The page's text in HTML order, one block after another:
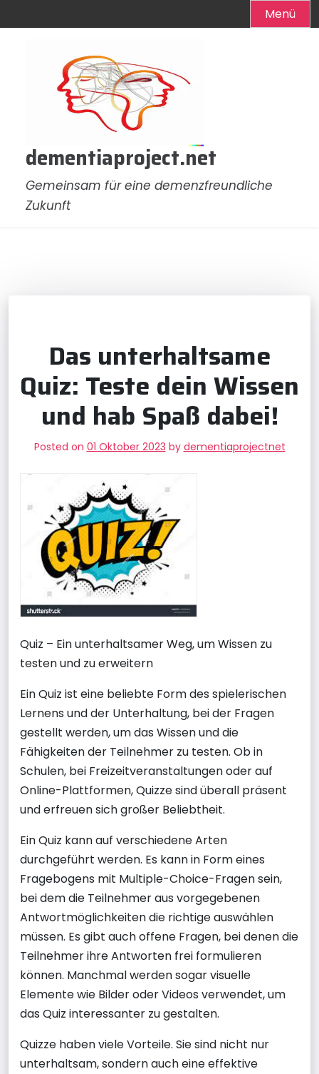
Menü
dementiaproject.net
Gemeinsam für eine demenzfreundliche
Zukunft
Das unterhaltsame
Quiz: Teste dein Wissen
und hab Spaß dabei!
Posted on 01 Oktober 2023 by dementiaprojectnet
Quiz – Ein unterhaltsamer Weg, um Wissen zu
testen und zu erweitern
Ein Quiz ist eine beliebte Form des spielerischen
Lernens und der Unterhaltung, bei der Fragen
gestellt werden, um das Wissen und die
Fähigkeiten der Teilnehmer zu testen. Ob in
Schulen, bei Freizeitveranstaltungen oder auf
Online-Plattformen, Quizze sind überall präsent
und erfreuen sich großer Beliebtheit.
Ein Quiz kann auf verschiedene Arten
durchgeführt werden. Es kann in Form eines
Fragebogens mit Multiple-Choice-Fragen sein,
bei dem die Teilnehmer aus vorgegebenen
Antwortmöglichkeiten die richtige auswählen
müssen. Es gibt auch offene Fragen, bei denen die
Teilnehmer ihre Antworten frei formulieren
können. Manchmal werden sogar visuelle
Elemente wie Bilder oder Videos verwendet, um
das Quiz interessanter zu gestalten.
Quizze haben viele Vorteile. Sie sind nicht nur
unterhaltsam, sondern auch eine effektive